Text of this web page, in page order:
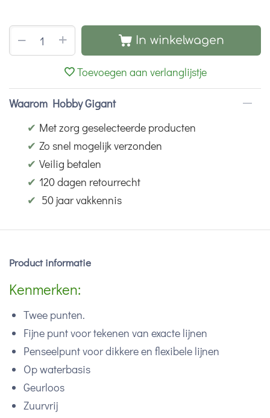
+
− In winkelwagen
Toevoegen aan verlanglijstje
Waarom Hobby Gigant
✔ Met zorg geselecteerde producten
✔ Zo snel mogelijk verzonden
✔ Veilig betalen
✔ 120 dagen retourrecht
✔ 50 jaar vakkennis
Product informatie
Kenmerken:
Twee punten.
Fijne punt voor tekenen van exacte lijnen
Penseelpunt voor dikkere en flexibele lijnen
Op waterbasis
Geurloos
Zuurvrij